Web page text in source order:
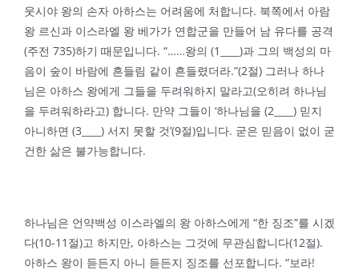
웃시야 왕의 손자 아하스는 어려움에 처합니다. 북쪽에서 아람
왕 르신과 이스라엘 왕 베가가 연합군을 만들어 남 유다를 공격
(주전 735)하기 때문입니다. “……왕의 (1____)과 그의 백성의 마
음이 숲이 바람에 흔들림 같이 흔들렸더라.”(2절) 그러나 하나
님은 아하스 왕에게 그들을 두려워하지 말라고(오히려 하나님
을 두려워하라고) 합니다. 만약 그들이 ‘하나님을 (2____) 믿지
아니하면 (3____) 서지 못할 것’(9절)입니다. 굳은 믿음이 없이 굳
건한 삶은 불가능합니다.
하나님은 언약백성 이스라엘의 왕 아하스에게 “한 징조”를 시겠
다(10-11절)고 하지만, 아하스는 그것에 무관심합니다(12절).
아하스 왕이 듣든지 아니 듣든지 징조를 선포합니다. “보라!